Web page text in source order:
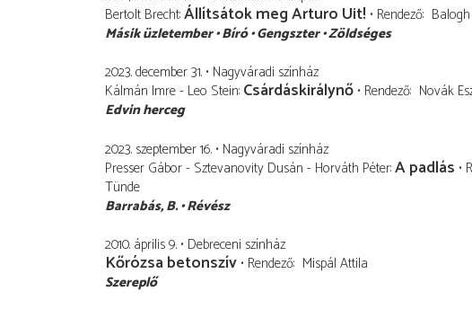
Bertolt Brecht Állítsátok meg Arturo Uit! Rendező
Másik üzletember Bíró Gengszter Zöldséges
2023. december 31. Nagyváradi színház
Kálmán Imre - Leo Stein Csárdáskirálynő Rendező Novák
Edvin herceg
2023. szeptember 16. Nagyváradi színház
Presser Gábor - Sztevanovity Dusán - Horváth Péter A padlás
Tünde
Barrabás, B. Révész
2010. április 9. Debreceni színház
Kőrózsa betonszív Rendező Mispál Attila
Szereplő